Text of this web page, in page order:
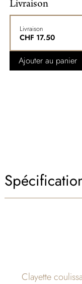
Livraison
Livraison
CHF 17.50
Ajouter au panier
Clayette